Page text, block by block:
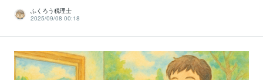
ふくろう税理士
2025/09/08 00:18